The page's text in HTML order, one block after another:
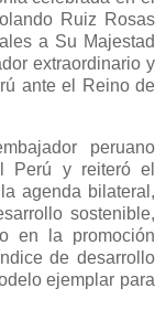
Ruiz Rosas
a Su Majestad
extraordinario y
ante el Reino de
peruano
Perú y reiteró el
agenda bilateral,
sostenible,
en la promoción
de desarrollo
ejemplar para